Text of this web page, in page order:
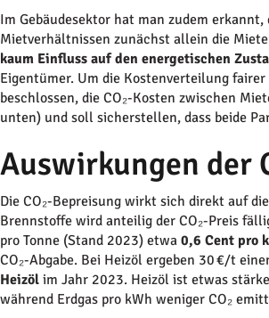
Im Gebäudesektor hat man zudem
Mietverhältnissen zunächst allein die
kaum Einfluss auf den energetischen
Eigentümer. Um die Kostenverteilung
beschlossen, die CO₂-Kosten zwischen
unten) und soll sicherstellen, dass beide
Auswirkungen der
Die CO₂-Bepreisung wirkt sich direkt auf
Brennstoffe wird anteilig der CO₂-Preis
pro Tonne (Stand 2023) etwa0,6 Cent pro
CO₂-Abgabe. Bei Heizöl ergeben 30 €/t
Heizöl im Jahr 2023. Heizöl ist etwas
während Erdgas pro kWh weniger CO₂